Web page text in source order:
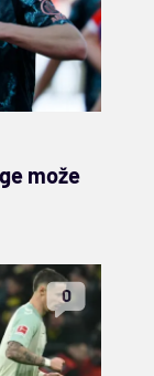
može
0